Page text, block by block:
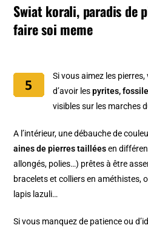
Swiat korali, paradis de
faire soi meme
Si vous aimez les
d’avoir lespyrites,
visibles sur les marches
A l’intérieur, une débauche de
aines de pierres tailléesen
allongés, polies…) prêtes à être
bracelets et colliers en améthistes,
lapis lazuli…
Si vous manquez de patience ou